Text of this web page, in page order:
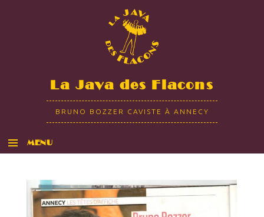
La Java des Flacons
BRUNO BOZZER CAVISTE À ANNECY
MENU